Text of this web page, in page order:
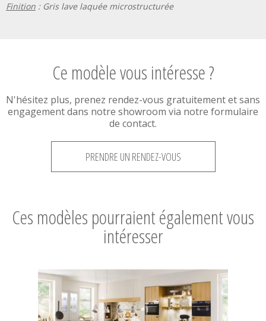
Finition : Gris lave laquée microstructurée
Ce modèle vous intéresse ?
N'hésitez plus, prenez rendez-vous gratuitement et sans
engagement dans notre showroom via notre formulaire
de contact.
PRENDRE UN RENDEZ-VOUS
Ces modèles pourraient également vous
intéresser